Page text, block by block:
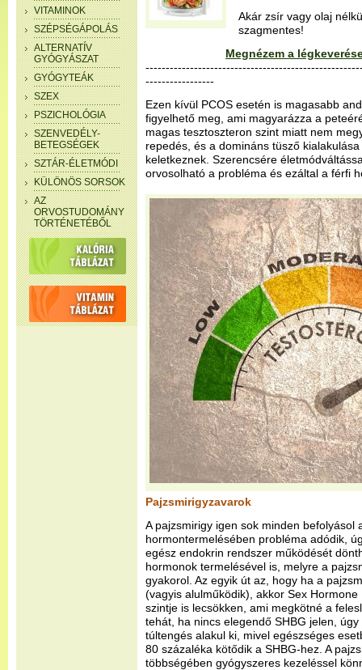
VITAMINOK
SZÉPSÉGÁPOLÁS
ALTERNATÍV
GYÓGYÁSZAT
GYÓGYTEÁK
SZEX
PSZICHOLÓGIA
SZENVEDÉLY-
BETEGSÉGEK
SZTÁR-ÉLETMÓDI
KÜLÖNÖS SORSOK
AZ
ORVOSTUDOMÁNY
TÖRTÉNETÉBŐL
Akár zsír vagy olaj
szagmentes!
Megnézem a
-----------------
Ezen kívül PCOS esetén is magasabb
figyelhető meg, ami magyarázza a
magas tesztoszteron szint miatt nem
repedés, és a domináns tüsző
keletkeznek. Szerencsére
orvosolható a probléma és ezáltal a férfi
Pajzsmirigyzavarok
A pajzsmirigy igen sok minden befolyásol
hormontermelésében probléma adódik,
egész endokrin rendszer működését
hormonok termelésével is, melyre a
gyakorol. Az egyik út az, hogy ha a
(vagyis alulműködik), akkor Sex
szintje is lecsökken, ami megkötné a
tehát, ha nincs elegendő SHBG jelen,
túltengés alakul ki, mivel egészséges
80 százaléka kötődik a SHBG-hez. A
többségében gyógyszeres kezeléssel